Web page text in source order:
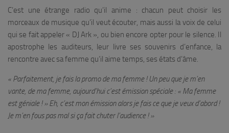
C’est une étrange radio qu’il anime : chacun peut choisir les
morceaux de musique qu’il veut écouter, mais aussi la voix de celui
qui se fait appeler « DJ Ark », ou bien encore opter pour le silence. Il
apostrophe les auditeurs, leur livre ses souvenirs d’enfance, la
rencontre avec sa femme qu’il aime temps, ses états d’âme.
« Parfaitement, je fais la promo de ma femme ! Un peu que je m’en
vante, de ma femme, aujourd’hui c’est émission spéciale : « Ma femme
est géniale ! » Eh, c’est mon émission alors je fais ce que je veux d’abord !
Je m’en fous pas mal si ça fait chuter l’audience ! »